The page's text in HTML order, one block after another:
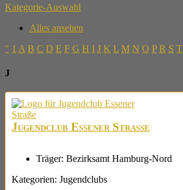
Kategorie-Auswahl
Alles ansehen
" 1 A B C D E F G H I J K L M N O P R S T
J
Jugendclub Essener Straße
Träger: Bezirksamt Hamburg-Nord
Kategorien: Jugendclubs